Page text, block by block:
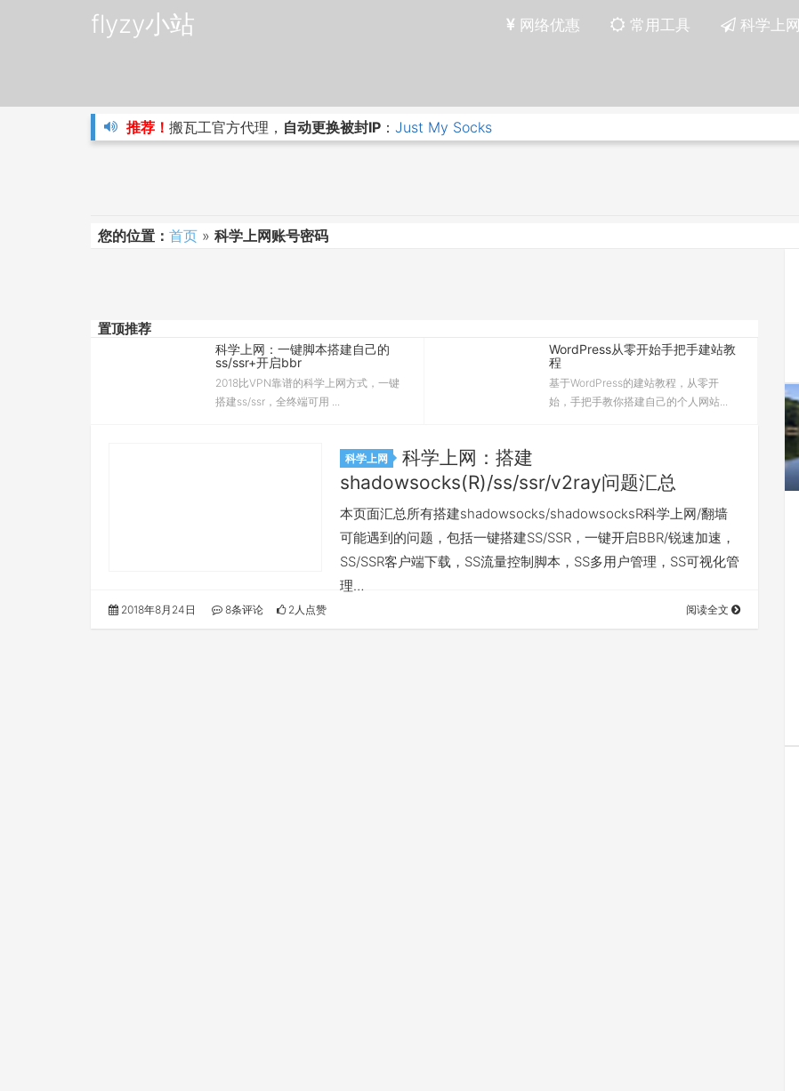
flyzy小站 网络优惠 常用工具 科学上网
推荐！ 搬瓦工官方代理， 自动更换被封IP ： Just My Socks
您的位置： 首页 » 科学上网账号密码
置顶推荐
科学上网：一键脚本搭建自己的
ss/ssr+开启bbr
2018比VPN靠谱的科学上网方式，一键
搭建ss/ssr，全终端可用 ...
WordPress从零开始手把手建站教
程
基于WordPress的建站教程，从零开
始，手把手教你搭建自己的个人网站...
科学上网
科学上网：搭建
shadowsocks(R)/ss/ssr/v2ray问题汇总
本页面汇总所有搭建shadowsocks/shadowsocksR科学上网/翻墙
可能遇到的问题，包括一键搭建SS/SSR，一键开启BBR/锐速加速，
SS/SSR客户端下载，SS流量控制脚本，SS多用户管理，SS可视化管
理…
2018年8月24日 8条评论 2人点赞 阅读全文